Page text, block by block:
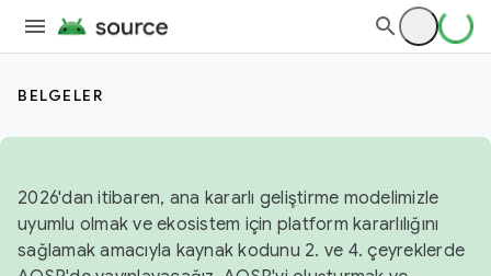
BELGELER
2026'dan itibaren, ana kararlı geliştirme modelimizle
uyumlu olmak ve ekosistem için platform kararlılığını
sağlamak amacıyla kaynak kodunu 2. ve 4. çeyreklerde